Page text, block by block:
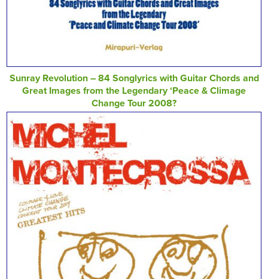
Sunray Revolution – 84 Songlyrics with Guitar Chords and
Great Images from the Legendary ‘Peace & Climage
Change Tour 2008?